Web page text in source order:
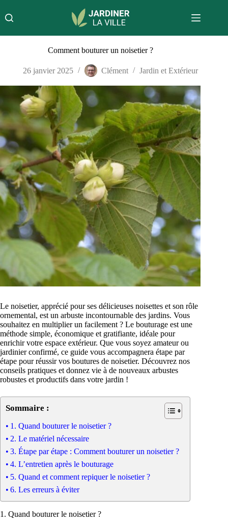
au
contenu
Comment bouturer un noisetier ?
26 janvier 2025 Clément Jardin et Extérieur
Le noisetier, apprécié pour ses délicieuses noisettes et son rôle
ornemental, est un arbuste incontournable des jardins. Vous
souhaitez en multiplier un facilement ? Le bouturage est une
méthode simple, économique et gratifiante, idéale pour
enrichir votre espace extérieur. Que vous soyez amateur ou
jardinier confirmé, ce guide vous accompagnera étape par
étape pour réussir vos boutures de noisetier. Découvrez nos
conseils pratiques et donnez vie à de nouveaux arbustes
robustes et productifs dans votre jardin !
Sommaire :
1. Quand bouturer le noisetier ?
2. Le matériel nécessaire
3. Étape par étape : Comment bouturer un noisetier ?
4. L’entretien après le bouturage
5. Quand et comment repiquer le noisetier ?
6. Les erreurs à éviter
1. Quand bouturer le noisetier ?